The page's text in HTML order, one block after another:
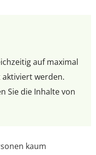
auf maximal
werden.
Sie die Inhalte von
kaum